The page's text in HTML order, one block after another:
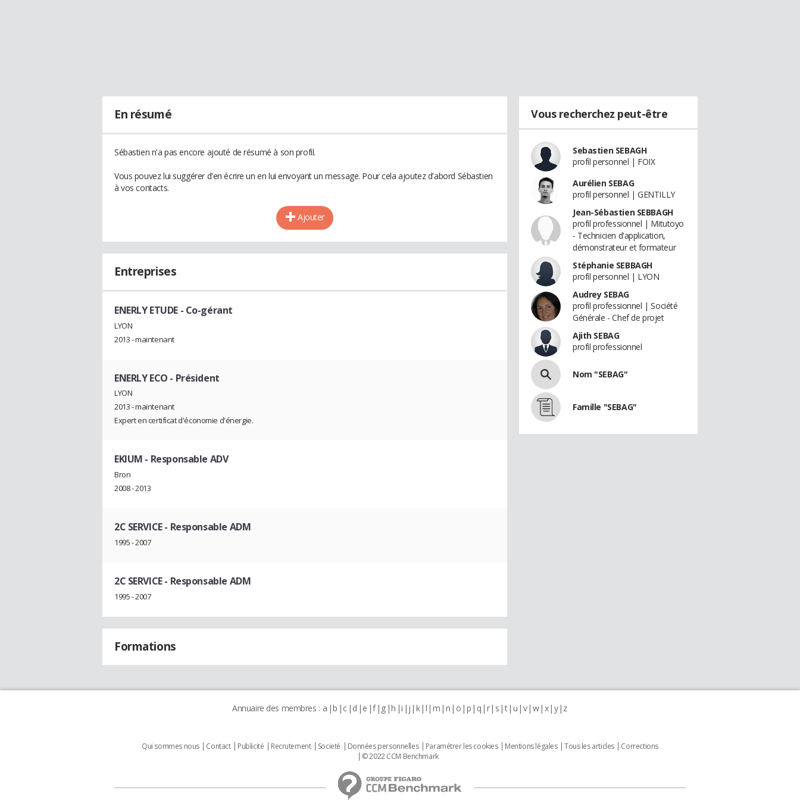
En résumé
Sébastien n'a pas encore ajouté de résumé à son profil.
Vous pouvez lui suggérer d'en écrire un en lui envoyant un message. Pour cela ajoutez d'abord Sébastien
à vos contacts.
Ajouter
Entreprises
ENERLY ETUDE- Co-gérant
LYON
2013 - maintenant
ENERLY ECO - Président
LYON
2013 - maintenant
Expert en certificat d'économie d'énergie.
EKIUM - Responsable ADV
Bron
2008 - 2013
2C SERVICE- Responsable ADM
1995 - 2007
2C SERVICE- Responsable ADM
1995 - 2007
Formations
Vous recherchez peut-être
Sebastien SEBAGH
profil personnel | FOIX
Aurélien SEBAG
profil personnel | GENTILLY
Jean-Sébastien SEBBAGH
profil professionnel | Mitutoyo
- Technicien d'application,
démonstrateur et formateur
Stéphanie SEBBAGH
profil personnel | LYON
Audrey SEBAG
profil professionnel | Société
Générale - Chef de projet
Ajith SEBAG
profil professionnel
Nom "SEBAG"
Famille "SEBAG"
Annuaire des membres : a b c d e f g h i j k l m n o p q r s t u v w x y z
Qui sommes nous Contact Publicité Recrutement Societé Données personnelles Paramétrer les cookies Mentions légales Tous les articles
Corrections
© 2022 CCM Benchmark